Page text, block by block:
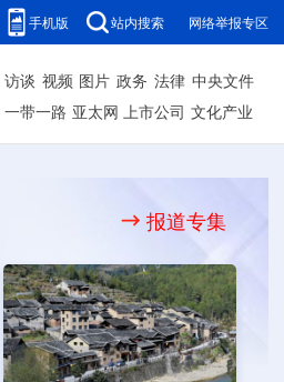
手机版 站内搜索 网络举报专区
访谈 视频 图片 政务 法律 中央文件
一带一路 亚太网 上市公司 文化产业
报道专集